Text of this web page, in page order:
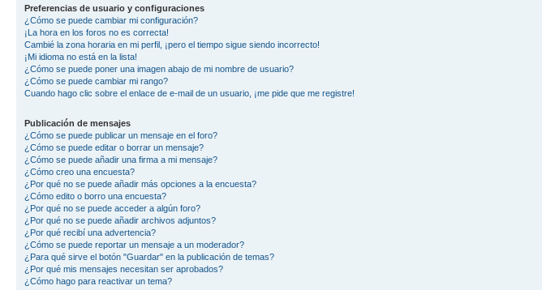
Preferencias de usuario y configuraciones
¿Cómo se puede cambiar mi configuración?
¡La hora en los foros no es correcta!
Cambié la zona horaria en mi perfil, ¡pero el tiempo sigue siendo incorrecto!
¡Mi idioma no está en la lista!
¿Cómo se puede poner una imagen abajo de mi nombre de usuario?
¿Cómo se puede cambiar mi rango?
Cuando hago clic sobre el enlace de e-mail de un usuario, ¡me pide que me registre!
Publicación de mensajes
¿Cómo se puede publicar un mensaje en el foro?
¿Cómo se puede editar o borrar un mensaje?
¿Cómo se puede añadir una firma a mi mensaje?
¿Cómo creo una encuesta?
¿Por qué no se puede añadir más opciones a la encuesta?
¿Cómo edito o borro una encuesta?
¿Por qué no se puede acceder a algún foro?
¿Por qué no se puede añadir archivos adjuntos?
¿Por qué recibí una advertencia?
¿Cómo se puede reportar un mensaje a un moderador?
¿Para qué sirve el botón "Guardar" en la publicación de temas?
¿Por qué mis mensajes necesitan ser aprobados?
¿Cómo hago para reactivar un tema?